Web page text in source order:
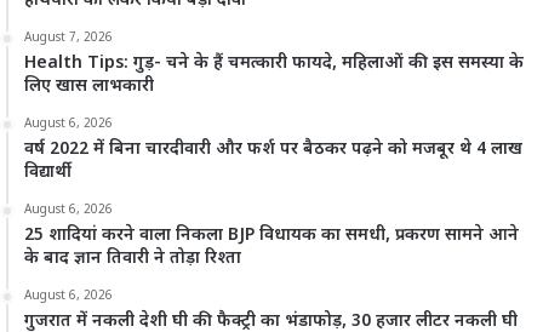
August 7, 2026
Health Tips: गुड़- चने के हैं चमत्कारी फायदे, महिलाओं की इस समस्या के
लिए खास लाभकारी
August 6, 2026
वर्ष 2022 में बिना चारदीवारी और फर्श पर बैठकर पढ़ने को मजबूर थे 4 लाख
विद्यार्थी
August 6, 2026
25 शादियां करने वाला निकला BJP विधायक का समधी, प्रकरण सामने आने
के बाद ज्ञान तिवारी ने तोड़ा रिश्ता
August 6, 2026
गुजरात में नकली देशी घी की फैक्ट्री का भंडाफोड़, 30 हजार लीटर नकली घी